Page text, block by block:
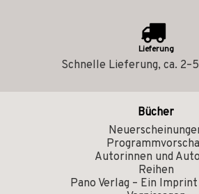
Lieferung
Schnelle Lieferung, ca.
Bücher
Autorinnen und
Reihen
Pano Verlag – Ein